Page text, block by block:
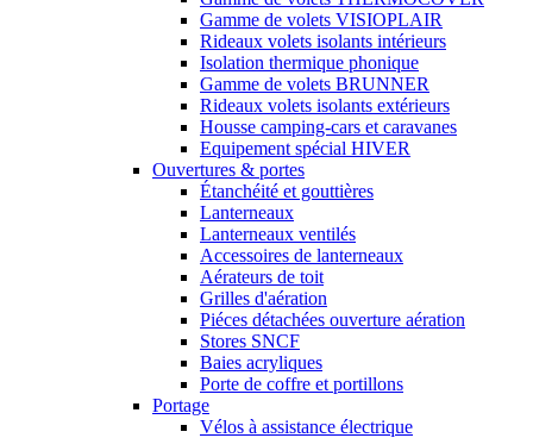
Gamme de volets VISIOPLAIR
Rideaux volets isolants intérieurs
Isolation thermique phonique
Gamme de volets BRUNNER
Rideaux volets isolants extérieurs
Housse camping-cars et caravanes
Equipement spécial HIVER
Ouvertures & portes
Étanchéité et gouttières
Lanterneaux
Lanterneaux ventilés
Accessoires de lanterneaux
Aérateurs de toit
Grilles d'aération
Piéces détachées ouverture aération
Stores SNCF
Baies acryliques
Porte de coffre et portillons
Portage
Vélos à assistance électrique